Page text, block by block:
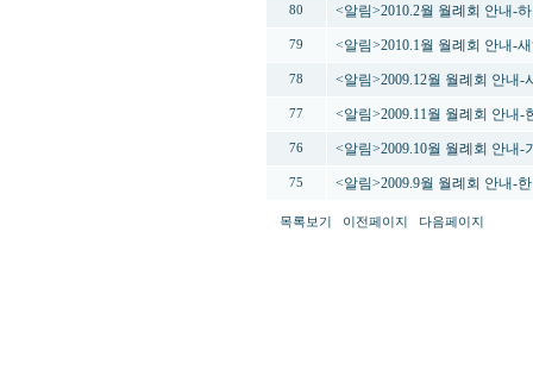
80 <알림>2010.2월 월례회 안내-
79 <알림>2010.1월 월례회 안내-
78 <알림>2009.12월 월례회 안내
77 <알림>2009.11월 월례회 안내-
76 <알림>2009.10월 월례회 안내-
75 <알림>2009.9월 월례회 안내-
목록보기 이전페이지 다음페이지